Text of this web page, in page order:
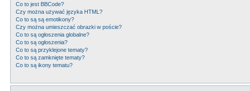
Co to jest BBCode?
Czy można używać języka HTML?
Co to są są emotikony?
Czy można umieszczać obrazki w poście?
Co to są ogłoszenia globalne?
Co to są ogłoszenia?
Co to są przyklejone tematy?
Co to są zamknięte tematy?
Co to są ikony tematu?